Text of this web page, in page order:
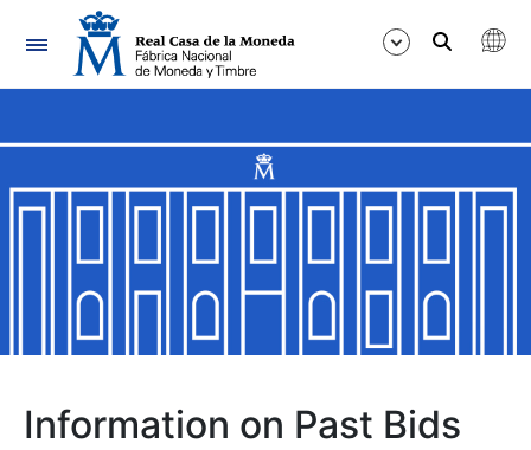
Navigation
Show/Hide
Show/Hide
Show/Hide
Information on Past Bids